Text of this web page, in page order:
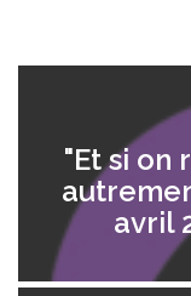
"Et si on
avril